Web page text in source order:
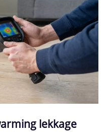
lekkage